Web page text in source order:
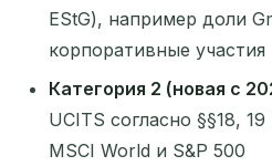
EStG), например доли
корпоративные участия
Категория 2 (новая с
UCITS согласно §§18,
MSCI World и S&P 500